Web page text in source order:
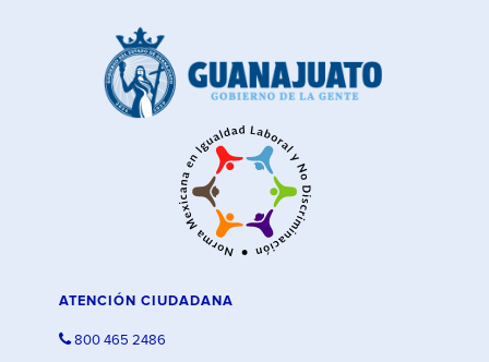
ATENCIÓN CIUDADANA
800 465 2486